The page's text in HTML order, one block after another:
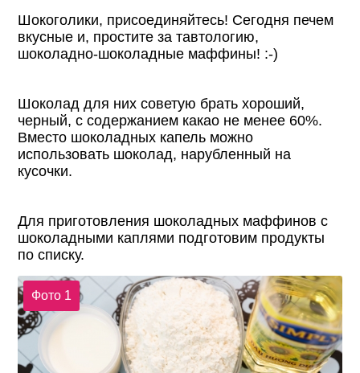
Шокоголики, присоединяйтесь! Сегодня печем
вкусные и, простите за тавтологию,
шоколадно-шоколадные маффины! :-)
Шоколад для них советую брать хороший,
черный, с содержанием какао не менее 60%.
Вместо шоколадных капель можно
использовать шоколад, нарубленный на
кусочки.
Для приготовления шоколадных маффинов с
шоколадными каплями подготовим продукты
по списку.
Фото 1